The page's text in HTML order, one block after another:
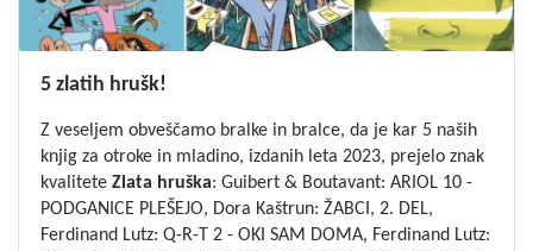
5 zlatih hrušk!
Z veseljem obveščamo bralke in bralce, da je kar 5 naših
knjig za otroke in mladino, izdanih leta 2023, prejelo znak
kvalitete Zlata hruška: Guibert & Boutavant: ARIOL 10 -
PODGANICE PLEŠEJO, Dora Kaštrun: ŽABCI, 2. DEL,
Ferdinand Lutz: Q-R-T 2 - OKI SAM DOMA, Ferdinand Lutz: